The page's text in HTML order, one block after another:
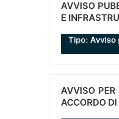
AVVISO
E
Tipo: Avviso
AVVISO
ACCORDO